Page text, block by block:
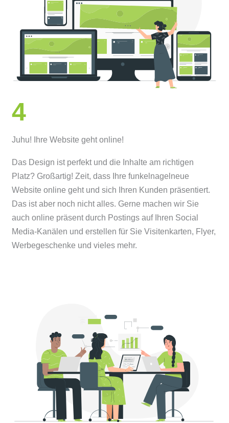
4
Juhu! Ihre Website geht online!
Das Design ist perfekt und die Inhalte am richtigen
Platz? Großartig! Zeit, dass Ihre funkelnagelneue
Website online geht und sich Ihren Kunden präsentiert.
Das ist aber noch nicht alles. Gerne machen wir Sie
auch online präsent durch Postings auf Ihren Social
Media-Kanälen und erstellen für Sie Visitenkarten, Flyer,
Werbegeschenke und vieles mehr.